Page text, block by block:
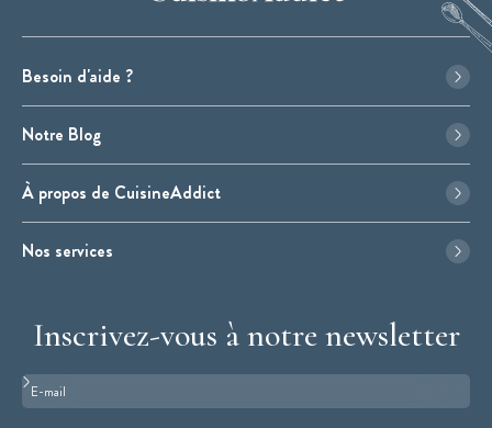
Besoin d'aide ?
Notre Blog
À propos de CuisineAddict
Nos services
Inscrivez-vous à notre newsletter
Format : adresse@email.com